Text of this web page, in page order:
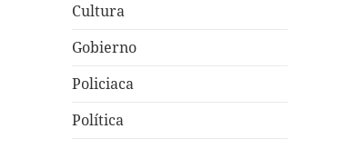
Cultura
Gobierno
Policiaca
Política